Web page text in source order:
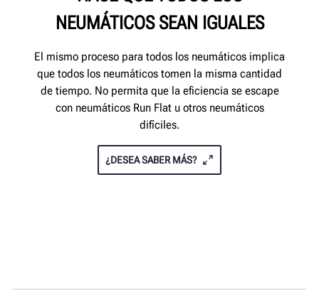
NEUMÁTICOS SEAN IGUALES
El mismo proceso para todos los neumáticos implica
que todos los neumáticos tomen la misma cantidad
de tiempo. No permita que la eficiencia se escape
con neumáticos Run Flat u otros neumáticos
difíciles.
¿DESEA SABER MÁS?